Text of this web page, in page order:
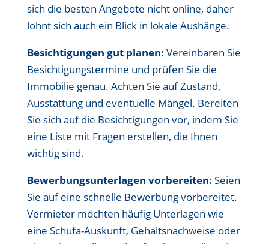
sich die besten Angebote nicht online, daher
lohnt sich auch ein Blick in lokale Aushänge.
Besichtigungen gut planen: Vereinbaren Sie
Besichtigungstermine und prüfen Sie die
Immobilie genau. Achten Sie auf Zustand,
Ausstattung und eventuelle Mängel. Bereiten
Sie sich auf die Besichtigungen vor, indem Sie
eine Liste mit Fragen erstellen, die Ihnen
wichtig sind.
Bewerbungsunterlagen vorbereiten: Seien
Sie auf eine schnelle Bewerbung vorbereitet.
Vermieter möchten häufig Unterlagen wie
eine Schufa-Auskunft, Gehaltsnachweise oder